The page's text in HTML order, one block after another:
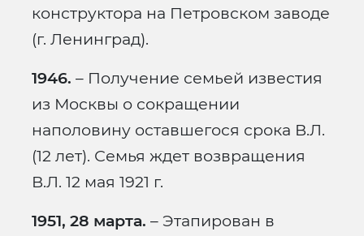
конструктора на Петровском заводе
(г. Ленинград).
1946. – Получение семьей известия
из Москвы о сокращении
наполовину оставшегося срока В.Л.
(12 лет). Семья ждет возвращения
В.Л. 12 мая 1921 г.
1951, 28 марта. – Этапирован в